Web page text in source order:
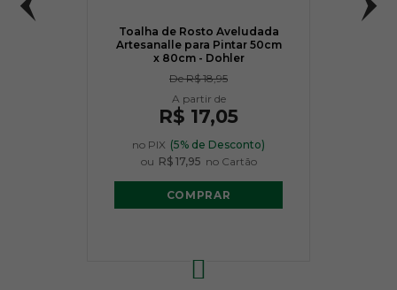
500 Clareador
R$ 6,90
Avise-me
quando
chegar!
Toalha de Rosto Aveludada
Artesanalle para Pintar 50cm
x 80cm - Dohler
DeR$ 18,95
R$ 17,05
no PIX (5% de Desconto)
ou R$ 17,95 no Cartão
COMPRAR